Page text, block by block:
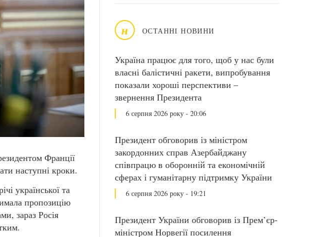
н ОСТАННІ НОВИНИ
Україна працює для того, щоб у нас були
власні балістичні ракети, випробування
показали хороші перспективи –
звернення Президента
6 серпня 2026 року - 20:06
Президент обговорив із міністром
закордонних справ Азербайджану
співпрацю в оборонній та економічній
сферах і гуманітарну підтримку України
6 серпня 2026 року - 19:21
Президент України обговорив із Прем’єр-
міністром Норвегії посилення
Франції
наступні кроки.
української та
пропозицію
зараз Росія